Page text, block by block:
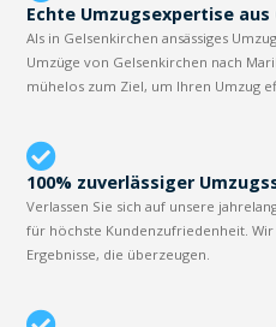
Echte Umzugsexpertise aus
Als in Gelsenkirchen ansässiges
Umzüge von Gelsenkirchen nach
mühelos zum Ziel, um Ihren Umzug
100% zuverlässiger
Verlassen Sie sich auf unsere
für höchste Kundenzufriedenheit.
Ergebnisse, die überzeugen.